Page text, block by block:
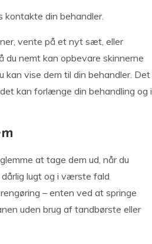
kontakte din behandler.
vente på et nyt sæt, eller
du nemt kan opbevare skinnerne
kan vise dem til din behandler. Det
kan forlænge din behandling og i
at tage dem ud, når du
lugt og i værste fald
– enten ved at springe
uden brug af tandbørste eller